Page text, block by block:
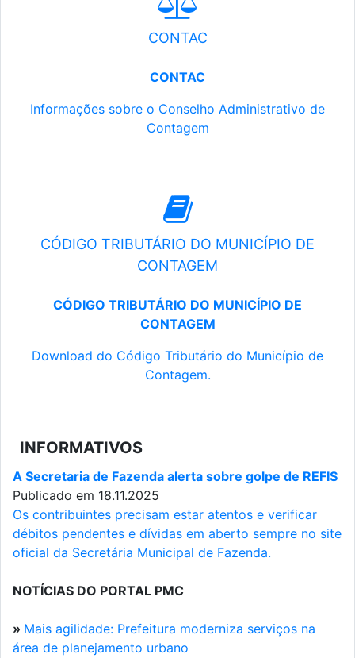
CONTAC
CONTAC
Informações sobre o Conselho Administrativo de
Contagem
CÓDIGO TRIBUTÁRIO DO MUNICÍPIO DE
CONTAGEM
CÓDIGO TRIBUTÁRIO DO MUNICÍPIO DE
CONTAGEM
Download do Código Tributário do Município de
Contagem.
INFORMATIVOS
A Secretaria de Fazenda alerta sobre golpe de REFIS
Publicado em 18.11.2025
Os contribuintes precisam estar atentos e verificar
débitos pendentes e dívidas em aberto sempre no site
oficial da Secretária Municipal de Fazenda.
NOTÍCIAS DO PORTAL PMC
» Mais agilidade: Prefeitura moderniza serviços na
área de planejamento urbano